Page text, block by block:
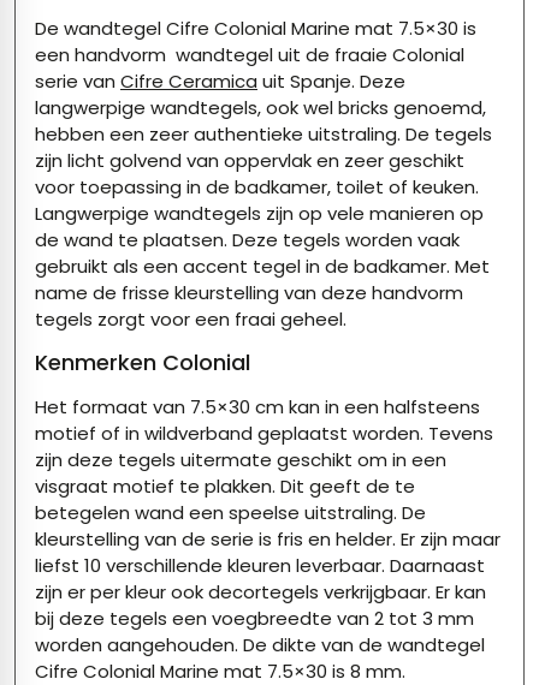
De wandtegel Cifre Colonial Marine mat 7.5×30 is
een handvorm wandtegel uit de fraaie Colonial
serie van Cifre Ceramica uit Spanje. Deze
langwerpige wandtegels, ook wel bricks genoemd,
hebben een zeer authentieke uitstraling. De tegels
zijn licht golvend van oppervlak en zeer geschikt
voor toepassing in de badkamer, toilet of keuken.
Langwerpige wandtegels zijn op vele manieren op
de wand te plaatsen. Deze tegels worden vaak
gebruikt als een accent tegel in de badkamer. Met
name de frisse kleurstelling van deze handvorm
tegels zorgt voor een fraai geheel.
Kenmerken Colonial
Het formaat van 7.5×30 cm kan in een halfsteens
motief of in wildverband geplaatst worden. Tevens
zijn deze tegels uitermate geschikt om in een
visgraat motief te plakken. Dit geeft de te
betegelen wand een speelse uitstraling. De
kleurstelling van de serie is fris en helder. Er zijn maar
liefst 10 verschillende kleuren leverbaar. Daarnaast
zijn er per kleur ook decortegels verkrijgbaar. Er kan
bij deze tegels een voegbreedte van 2 tot 3 mm
worden aangehouden. De dikte van de wandtegel
Cifre Colonial Marine mat 7.5×30 is 8 mm.